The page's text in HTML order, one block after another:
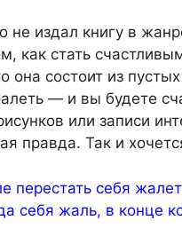
издал книгу в
как стать
она состоит из
— и вы будете
или записи
правда. Так и
перестать себя
себя жаль, в конце